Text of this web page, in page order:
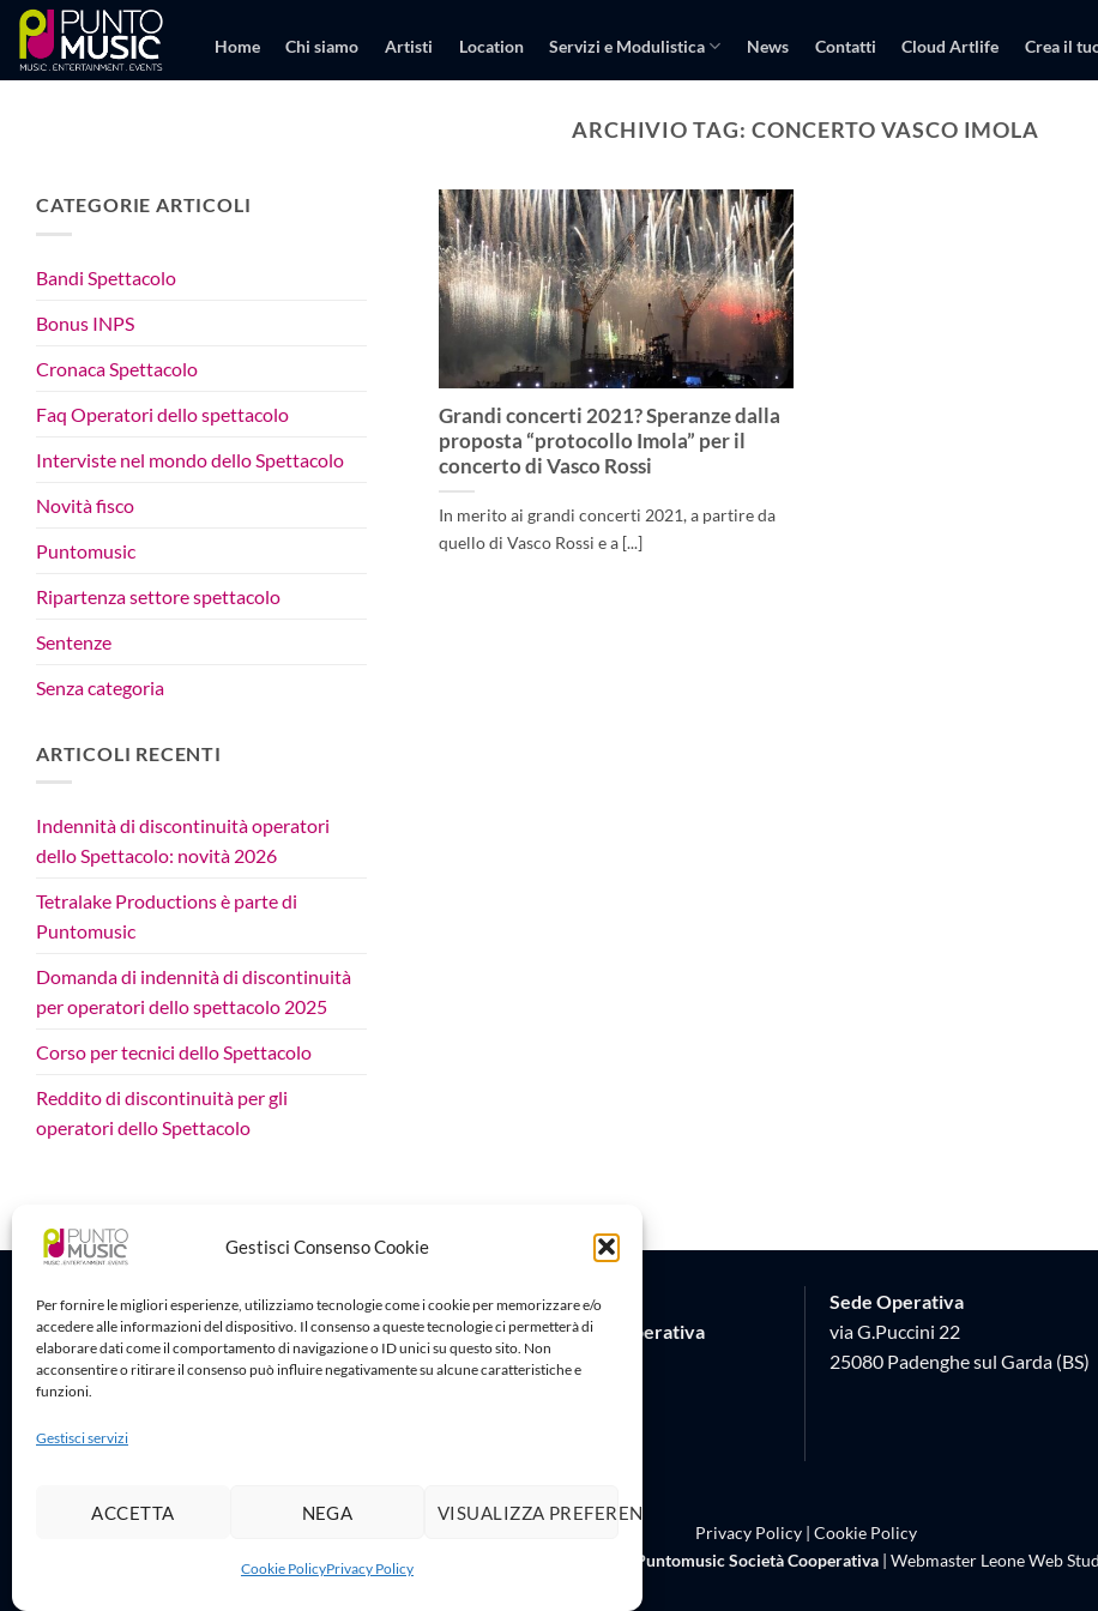
Gestisci Consenso Cookie
Per fornire le migliori esperienze, utilizziamo tecnologie come i cookie per memorizzare e/o
accedere alle informazioni del dispositivo. Il consenso a queste tecnologie ci permetterà di
elaborare dati come il comportamento di navigazione o ID unici su questo sito. Non
acconsentire o ritirare il consenso può influire negativamente su alcune caratteristiche e
funzioni.
Gestisci servizi
ACCETTA NEGA VISUALIZZA PREFERENZE
Cookie PolicyPrivacy Policy
Salta
contenuti
Home Chi siamo Artisti Location Servizi e Modulistica News Contatti Cloud Artlife Crea il
ARCHIVIO TAG: CONCERTO VASCO IMOLA
CATEGORIE ARTICOLI
Bandi Spettacolo
Bonus INPS
Cronaca Spettacolo
Faq Operatori dello spettacolo
Interviste nel mondo dello Spettacolo
Novità fisco
Puntomusic
Ripartenza settore spettacolo
Sentenze
Senza categoria
ARTICOLI RECENTI
Indennità di discontinuità operatori
dello Spettacolo: novità 2026
Tetralake Productions è parte di
Puntomusic
Domanda di indennità di discontinuità
per operatori dello spettacolo 2025
Corso per tecnici dello Spettacolo
Reddito di discontinuità per gli
operatori dello Spettacolo
Grandi concerti 2021? Speranze dalla
proposta “protocollo Imola” per il
concerto di Vasco Rossi
In merito ai grandi concerti 2021, a partire da
quello di Vasco Rossi e a [...]
Sede Legale
Puntomusic Società Cooperativa
Via G.B. Rota 17
Sede Operativa
via G.Puccini 22
25080 Padenghe sul Garda (BS)
Privacy Policy| Cookie Policy
Puntomusic Società Cooperativa | Webmaster Leone Web